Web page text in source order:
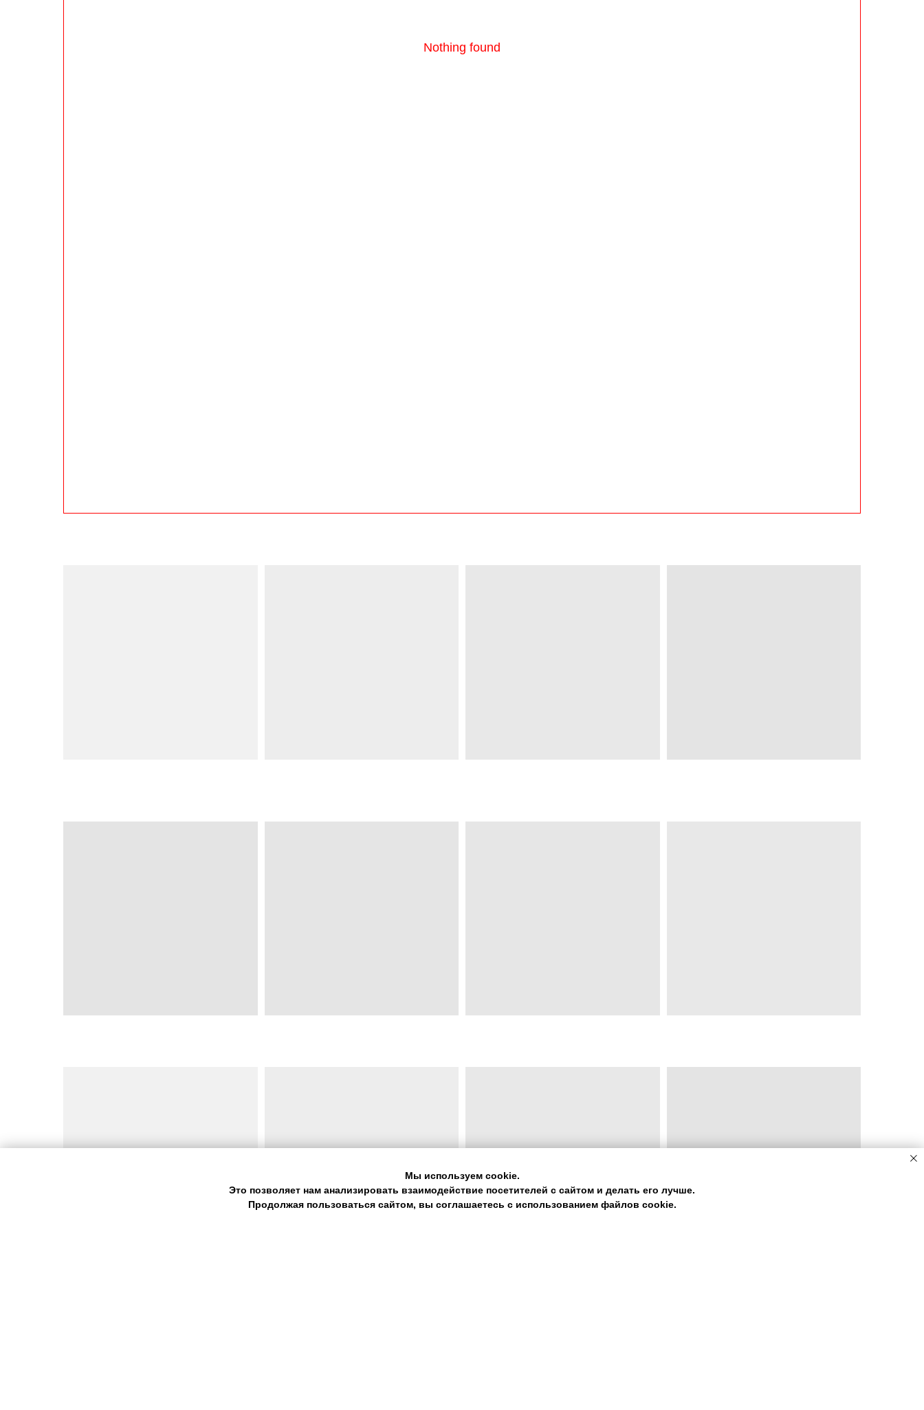
Nothing found
Мы используем cookie.
Это позволяет нам анализировать взаимодействие посетителей с сайтом и делать его лучше.
Продолжая пользоваться сайтом, вы соглашаетесь с использованием файлов cookie.